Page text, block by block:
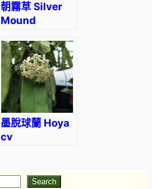
朝霧草 Silver
Mound
schmidtiana Maxim.)
墨脫球蘭 Hoya
cv
Search